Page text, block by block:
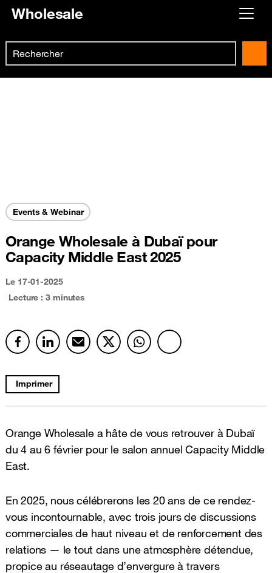
Wholesale
Already customer ?
Search
Events & Webinar
Orange Wholesale à Dubaï pour
Capacity Middle East 2025
Le 17-01-2025
Lecture : 3 minutes
Imprimer
Orange Wholesale a hâte de vous retrouver à Dubaï
du 4 au 6 février pour le salon annuel Capacity Middle
East.
En 2025, nous célébrerons les 20 ans de ce rendez-
vous incontournable, avec trois jours de discussions
commerciales de haut niveau et de renforcement des
relations — le tout dans une atmosphère détendue,
propice au réseautage d’envergure à travers